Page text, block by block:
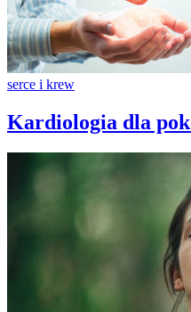
serce i krew
Kardiologia dla